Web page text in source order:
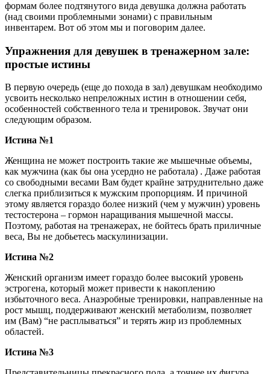
формам более подтянутого вида девушка должна работать
(над своими проблемными зонами) с правильным
инвентарем. Вот об этом мы и поговорим далее.
Упражнения для девушек в тренажерном зале:
простые истины
В первую очередь (еще до похода в зал) девушкам необходимо
усвоить несколько непреложных истин в отношении себя,
особенностей собственного тела и тренировок. Звучат они
следующим образом.
Истина №1
Женщина не может построить такие же мышечные объемы,
как мужчина (как бы она усердно не работала) . Даже работая
со свободными весами Вам будет крайне затруднительно даже
слегка приблизиться к мужским пропорциям. И причиной
этому является гораздо более низкий (чем у мужчин) уровень
тестостерона – гормон наращивания мышечной массы.
Поэтому, работая на тренажерах, не бойтесь брать приличные
веса, Вы не добьетесь маскулинизации.
Истина №2
Женский организм имеет гораздо более высокий уровень
эстрогена, который может привести к накоплению
избыточного веса. Анаэробные тренировки, направленные на
рост мышц, поддерживают женский метаболизм, позволяет
им (Вам) “не расплываться” и терять жир из проблемных
областей.
Истина №3